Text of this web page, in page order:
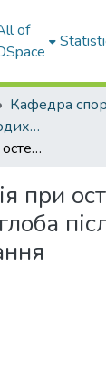
of
Наукові роботи молодих дослідників та кваліфікаційні роботи. Кафедра спортивної, фізичної та реабілітаційної медицини, фізичної терапії, ерготерапії
Фізична терапія при остеоартрозі кульшового суглоба після ендопротезування
при